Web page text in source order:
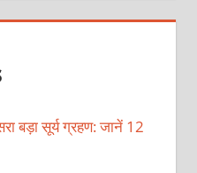
बड़ा सूर्य ग्रहण: जानें 12